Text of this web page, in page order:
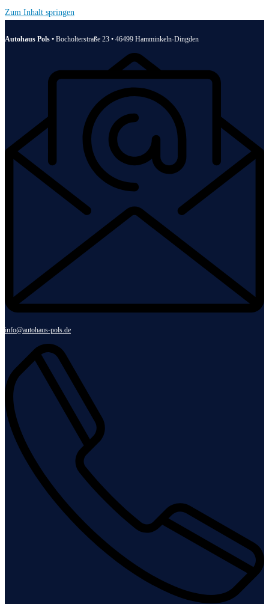
Zum Inhalt springen
Autohaus Pols • Bocholterstraße 23 • 46499 Hamminkeln-Dingden
info@autohaus-pols.de